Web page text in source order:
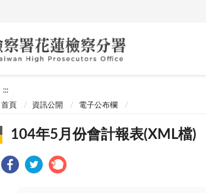
:::
首頁 資訊公開 電子公布欄
104年5月份會計報表(XML檔)